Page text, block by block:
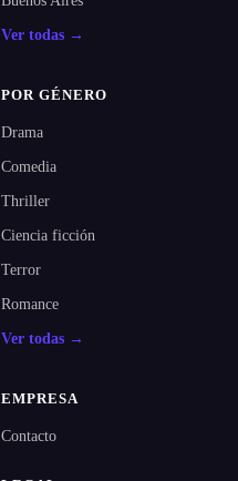
Ver todas →
POR GÉNERO
Drama
Comedia
Thriller
Ciencia ficción
Terror
Romance
Ver todas →
EMPRESA
Contacto